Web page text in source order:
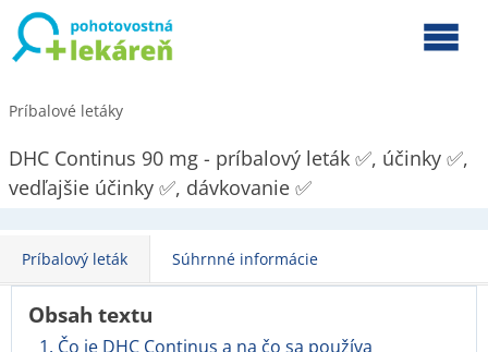
Príbalové letáky
DHC Continus 90 mg - príbalový leták ✅, účinky ✅,
vedľajšie účinky ✅, dávkovanie ✅
Príbalový leták Súhrnné informácie
Obsah textu
1. Čo je DHC Continus a na čo sa používa